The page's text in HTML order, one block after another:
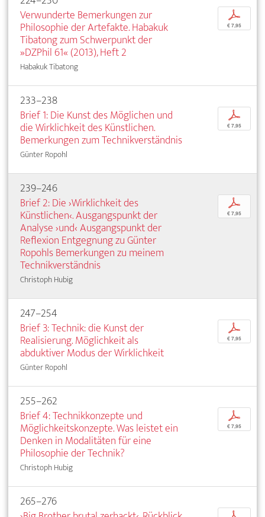
Verwunderte Bemerkungen zur
Philosophie der Artefakte. Habakuk
Tibatong zum Schwerpunkt der
»DZPhil 61« (2013), Heft 2
Habakuk Tibatong
p
€ 7,95
233–238
Brief 1: Die Kunst des Möglichen und
die Wirklichkeit des Künstlichen.
Bemerkungen zum Technikverständnis
Günter Ropohl
p
€ 7,95
239–246
Brief 2: Die ›Wirklichkeit des
Künstlichen‹. Ausgangspunkt der
Analyse ›und‹ Ausgangspunkt der
Reflexion Entgegnung zu Günter
Ropohls Bemerkungen zu meinem
Technikverständnis
Christoph Hubig
p
€ 7,95
247–254
Brief 3: Technik: die Kunst der
Realisierung. Möglichkeit als
abduktiver Modus der Wirklichkeit
Günter Ropohl
p
€ 7,95
255–262
Brief 4: Technikkonzepte und
Möglichkeitskonzepte. Was leistet ein
Denken in Modalitäten für eine
Philosophie der Technik?
Christoph Hubig
p
€ 7,95
265–276